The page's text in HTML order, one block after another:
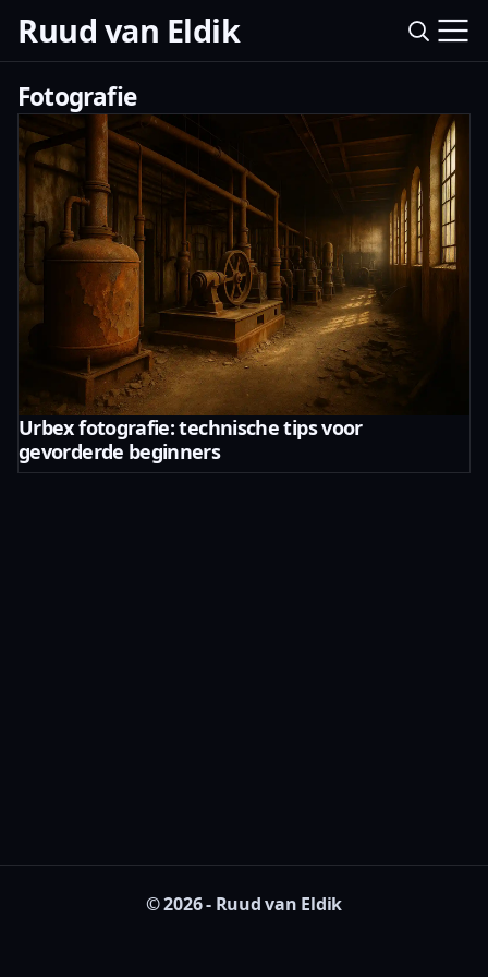
Ruud van Eldik
Fotografie
Urbex fotografie: technische tips voor
gevorderde beginners
© 2026 - Ruud van Eldik